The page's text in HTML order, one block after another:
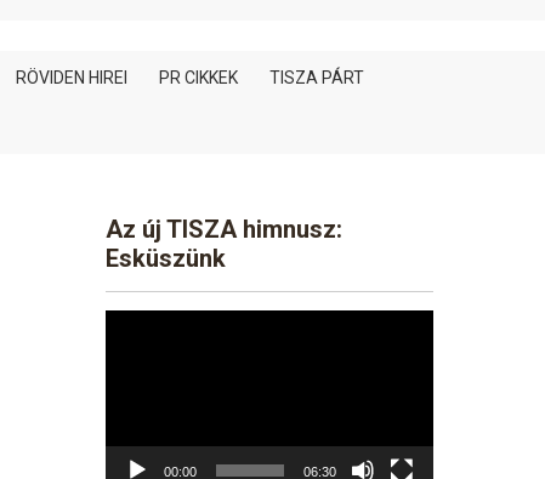
RÖVIDEN HIREI PR CIKKEK TISZA PÁRT
Az új TISZA himnusz:
Esküszünk
00:00 06:30